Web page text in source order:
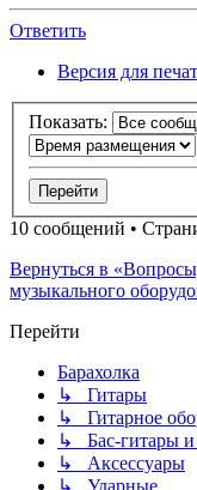
Ответить
Версия для
Показать:
10 сообщений •
Вернуться в
музыкального
Перейти
Барахолка
↳ Гитары
↳ Гитарное
↳ Бас-гитары и
↳ Аксессуары
↳ Ударные